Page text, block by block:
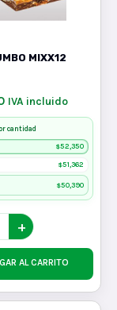
MIXX12
IVA incluido
cantidad
$52,350
$51,362
$50,390
+
AL CARRITO